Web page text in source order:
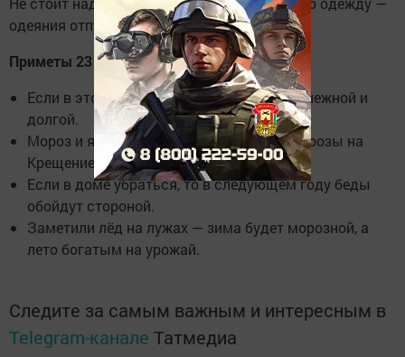
одеяния отпугнут удачу.
Приметы 23 ноября
Если в этот день идёт снег, зима будет снежной и
долгой.
Мороз и ясное небо обещают крепкие морозы на
Крещение.
Если в доме убраться, то в следующем году беды
обойдут стороной.
Заметили лёд на лужах — зима будет морозной, а
лето богатым на урожай.
Следите за самым важным и интересным в
Telegram-канале Татмедиа